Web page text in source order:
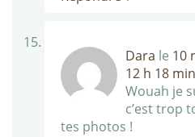
Dara le 10
12 h 18 min
Wouah je
c’est trop
tes photos !